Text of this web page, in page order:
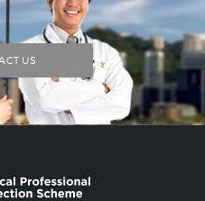
US